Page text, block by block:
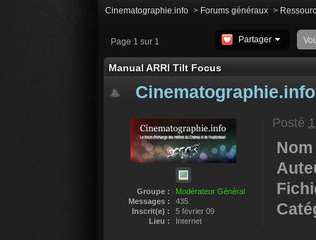
Cinematographie.info > Forums généraux >
Page 1 sur 1 Partager
Manual ARRI Tilt Focus
Cinematographie.info
Groupe :
Modérateur Général
Messages :
435
Inscrit(e) :
5 février 09
Lieu :
Internet
Posté